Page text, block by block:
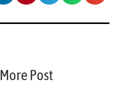
More Post